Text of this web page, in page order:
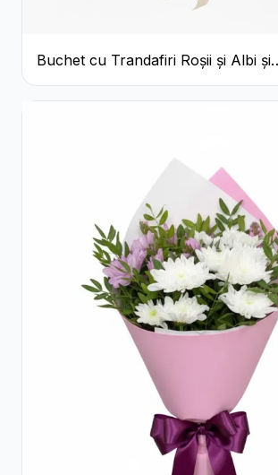
Buchet cu Trandafiri Roșii și Albi și
Gypsophila